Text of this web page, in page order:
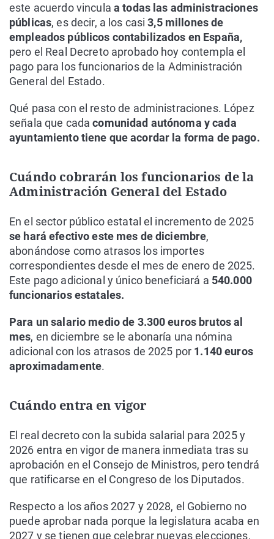
este acuerdo vincula a todas las administraciones
públicas, es decir, a los casi 3,5 millones de
empleados públicos contabilizados en España,
pero el Real Decreto aprobado hoy contempla el
pago para los funcionarios de la Administración
General del Estado.
Qué pasa con el resto de administraciones. López
señala que cadacomunidad autónoma y cada
ayuntamiento tiene que acordar la forma de pago.
Cuándo cobrarán los funcionarios de la
Administración General del Estado
En el sector público estatal el incremento de 2025
se hará efectivo este mes de diciembre,
abonándose como atrasos los importes
correspondientes desde el mes de enero de 2025.
Este pago adicional y único beneficiará a 540.000
funcionarios estatales.
Para un salario medio de 3.300 euros brutos al
mes, en diciembre se le abonaría una nómina
adicional con los atrasos de 2025 por 1.140 euros
aproximadamente.
Cuándo entra en vigor
El real decreto con la subida salarial para 2025 y
2026 entra en vigor de manera inmediata tras su
aprobación en el Consejo de Ministros, pero tendrá
que ratificarse en el Congreso de los Diputados.
Respecto a los años 2027 y 2028, el Gobierno no
puede aprobar nada porque la legislatura acaba en
2027 y se tienen que celebrar nuevas elecciones,